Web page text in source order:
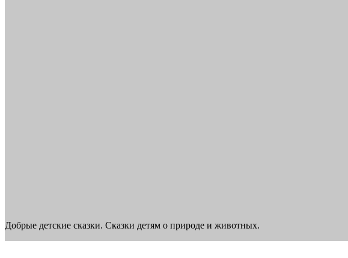
Добрые детские сказки. Сказки детям о природе и животных.